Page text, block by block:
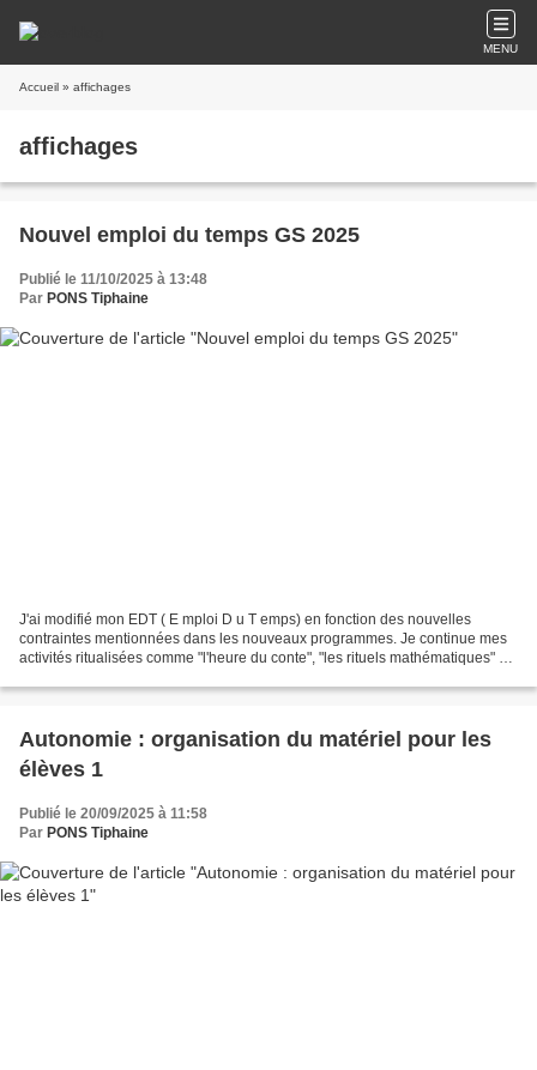
MENU
Accueil » affichages
affichages
Nouvel emploi du temps GS 2025
Publié le 11/10/2025 à 13:48
Par PONS Tiphaine
J'ai modifié mon EDT ( E mploi D u T emps) en fonction des nouvelles
contraintes mentionnées dans les nouveaux programmes. Je continue mes
activités ritualisées comme "l'heure du conte", "les rituels mathématiques" et
Autonomie : organisation du matériel pour les
élèves 1
Publié le 20/09/2025 à 11:58
Par PONS Tiphaine